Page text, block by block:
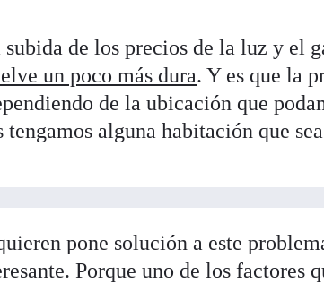
subida de los precios de la luz y el
un poco más dura. Y es que la
de la ubicación que
tengamos alguna habitación que
pone solución a este
Porque uno de los factores